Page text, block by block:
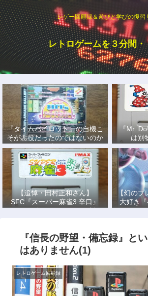
レゲー回顧録＆遊びと学びの復習
レトロゲームを３分間
『タイムパイロット』の自機こ
そが悪役だったのではないのか
説
『Mr.
は別
【追悼・田村正和さん】
SFC『スーパー麻雀3 辛口』
で、あの名優になりきって戦っ
【幻のプ
大好き
『信長の野望・備忘録』と
はありません(1)
レトロゲーム回顧録